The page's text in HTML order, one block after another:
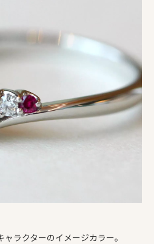
ラクターのイメージカラー。